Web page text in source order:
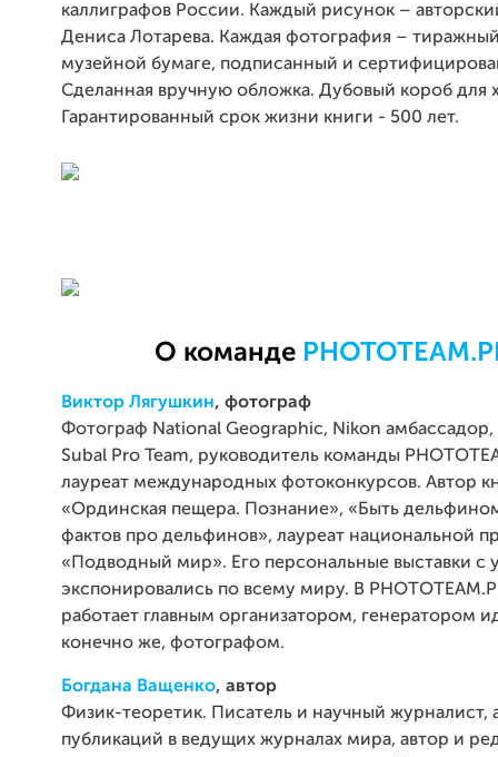
каллиграфов России. Каждый рисунок –
Дениса Лотарева. Каждая фотография –
музейной бумаге, подписанный и
Сделанная вручную обложка. Дубовый короб для
Гарантированный срок жизни книги - 500 лет.
О команде
Виктор Лягушкин, фотограф
Фотограф National Geographic, Nikon
Subal Pro Team, руководитель команды
лауреат международных фотоконкурсов. Автор
«Ординская пещера. Познание», «Быть
фактов про дельфинов», лауреат национальной
«Подводный мир». Его персональные выставки с
экспонировались по всему миру. В
работает главным организатором, генератором
конечно же, фотографом.
Богдана Ващенко, автор
Физик-теоретик. Писатель и научный журналист,
публикаций в ведущих журналах мира, автор и